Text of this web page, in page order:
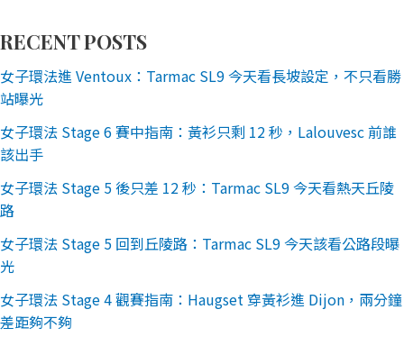
RECENT POSTS
女子環法進 Ventoux：Tarmac SL9 今天看長坡設定，不只看勝
站曝光
女子環法 Stage 6 賽中指南：黃衫只剩 12 秒，Lalouvesc 前誰
該出手
女子環法 Stage 5 後只差 12 秒：Tarmac SL9 今天看熱天丘陵
路
女子環法 Stage 5 回到丘陵路：Tarmac SL9 今天該看公路段曝
光
女子環法 Stage 4 觀賽指南：Haugset 穿黃衫進 Dijon，兩分鐘
差距夠不夠